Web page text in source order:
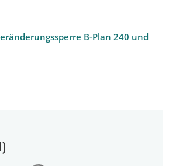
B-Plan 240 und